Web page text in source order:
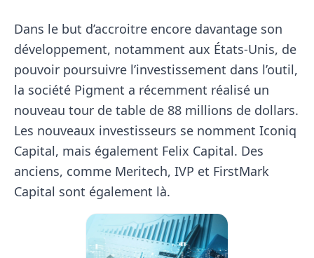
Dans le but d’accroitre encore davantage son
développement, notamment aux États-Unis, de
pouvoir poursuivre l’investissement dans l’outil,
la société Pigment a récemment réalisé un
nouveau tour de table de 88 millions de dollars.
Les nouveaux investisseurs se nomment Iconiq
Capital, mais également Felix Capital. Des
anciens, comme Meritech, IVP et FirstMark
Capital sont également là.